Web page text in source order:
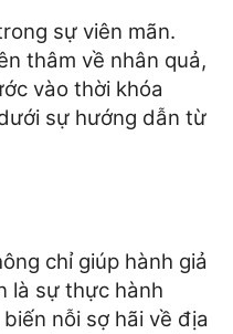
sự viên mãn.
thâm về nhân quả,
vào thời khóa
sự hướng dẫn từ
chỉ giúp hành giả
là sự thực hành
nỗi sợ hãi về địa